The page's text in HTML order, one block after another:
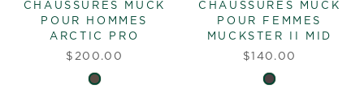
CHAUSSURES MUCK
POUR HOMMES
ARCTIC PRO
$200.00
CHAUSSURES MUCK
POUR FEMMES
MUCKSTER II MID
$140.00